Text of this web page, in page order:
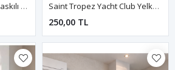
Etoiler Brille Toujours Baskılı Kadın Tişört-Siyah Saint Tropez Yacht Club Yelken Süliet Baskılı Kadın Tişört-Beyaz
250,00 TL